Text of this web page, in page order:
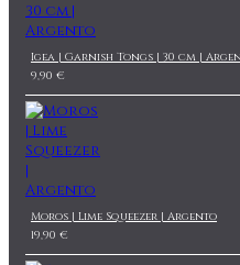
Igea | Garnish Tongs | 30 cm |
9,90 €
Moros | Lime Squeezer | Argento
19,90 €